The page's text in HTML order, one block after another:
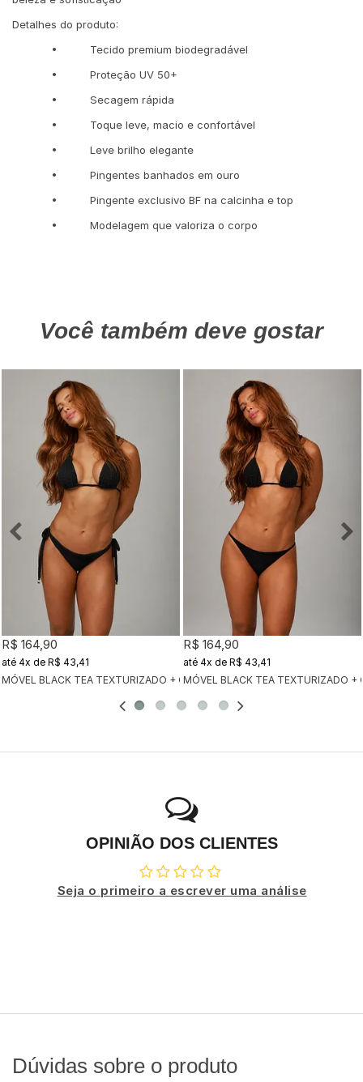
Detalhes do produto:
• Tecido premium biodegradável
• Proteção UV 50+
• Secagem rápida
• Toque leve, macio e confortável
• Leve brilho elegante
• Pingentes banhados em ouro
• Pingente exclusivo BF na calcinha e top
• Modelagem que valoriza o corpo
Você também deve gostar
MÓVEL BLACK TEA TEXTURIZADO + CALCINHA CLÁSSICA BLACK TEA
R$ 164,90
4x de R$ 43,41
MÓVEL BLACK TEA TEXTURIZADO +
R$ 164,90
4x de R$ 43,41
OPINIÃO DOS CLIENTES
Seja o primeiro a escrever uma análise
Dúvidas sobre o produto